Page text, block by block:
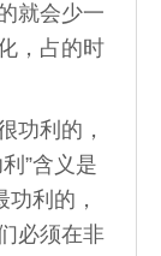
就会少一
，占的时
利的，
”含义是
利的，
必须在非